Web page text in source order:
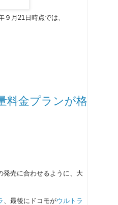
月21日時点では、
料金プランが格
発売に合わせるように、大
、最後にドコモがウルトラ